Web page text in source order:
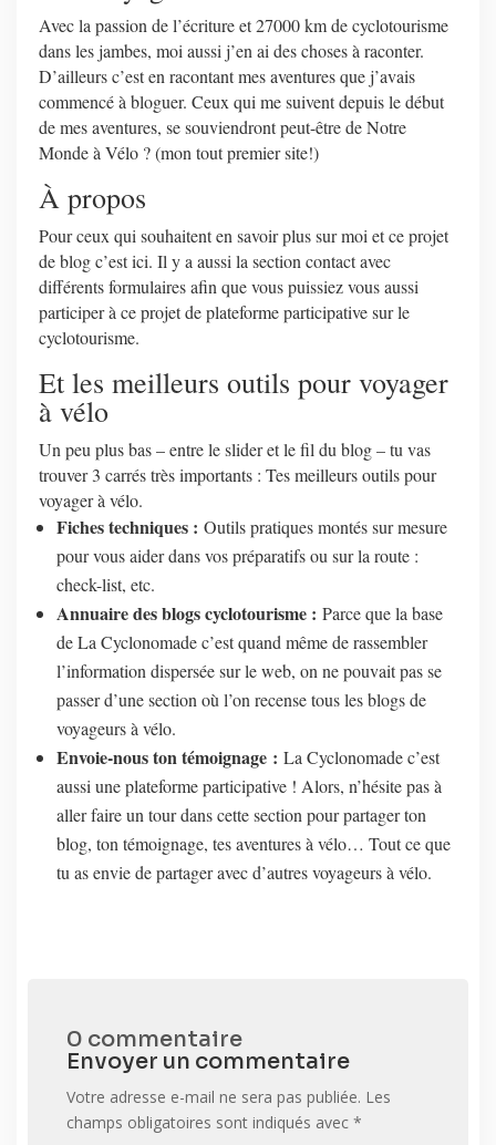
Avec la passion de l’écriture et 27000 km de cyclotourisme
dans les jambes, moi aussi j’en ai des choses à raconter.
D’ailleurs c’est en racontant mes aventures que j’avais
commencé à bloguer. Ceux qui me suivent depuis le début
de mes aventures, se souviendront peut-être de Notre
Monde à Vélo ? (mon tout premier site!)
À propos
Pour ceux qui souhaitent en savoir plus sur moi et ce projet
de blog c’est ici. Il y a aussi la section contact avec
différents formulaires afin que vous puissiez vous aussi
participer à ce projet de plateforme participative sur le
cyclotourisme.
Et les meilleurs outils pour voyager
à vélo
Un peu plus bas – entre le slider et le fil du blog – tu vas
trouver 3 carrés très importants : Tes meilleurs outils pour
voyager à vélo.
Fiches techniques : Outils pratiques montés sur mesure
pour vous aider dans vos préparatifs ou sur la route :
check-list, etc.
Annuaire des blogs cyclotourisme : Parce que la base
de La Cyclonomade c’est quand même de rassembler
l’information dispersée sur le web, on ne pouvait pas se
passer d’une section où l’on recense tous les blogs de
voyageurs à vélo.
Envoie-nous ton témoignage : La Cyclonomade c’est
aussi une plateforme participative ! Alors, n’hésite pas à
aller faire un tour dans cette section pour partager ton
blog, ton témoignage, tes aventures à vélo… Tout ce que
tu as envie de partager avec d’autres voyageurs à vélo.
0 commentaire
Envoyer un commentaire
Votre adresse e-mail ne sera pas publiée. Les
champs obligatoires sont indiqués avec *